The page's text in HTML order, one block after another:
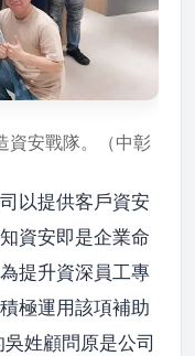
資安戰隊。（中彰
以提供客戶資安
資安即是企業命
提升資深員工專
極運用該項補助
姓顧問原是公司